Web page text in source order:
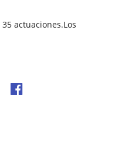
actuaciones.Los
ENLACEENLACE